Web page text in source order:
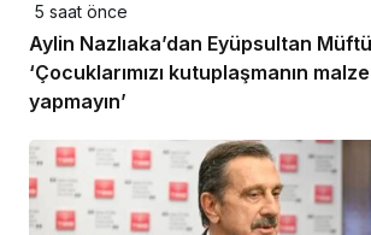
5 saat önce
Aylin Nazlıaka’dan Eyüpsultan
‘Çocuklarımızı kutuplaşmanın
yapmayın’